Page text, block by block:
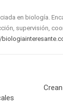
en biología.
supervisión,